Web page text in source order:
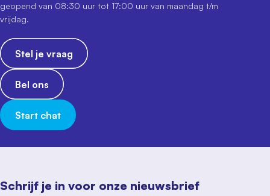
Schrijf je in voor onze nieuwsbrief
geopend van 08:30 uur tot 17:00 uur van maandag t/m
vrijdag.
Stel je vraag
Bel ons
Start chat